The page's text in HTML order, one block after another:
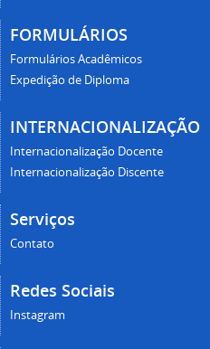
FORMULÁRIOS
Formulários Acadêmicos
Expedição de Diploma
INTERNACIONALIZAÇÃO
Internacionalização Docente
Internacionalização Discente
Serviços
Contato
Redes Sociais
Instagram